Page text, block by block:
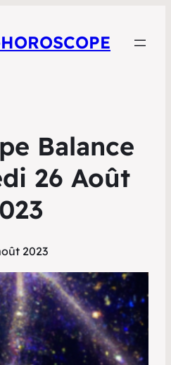
Balance
26 Août
2023